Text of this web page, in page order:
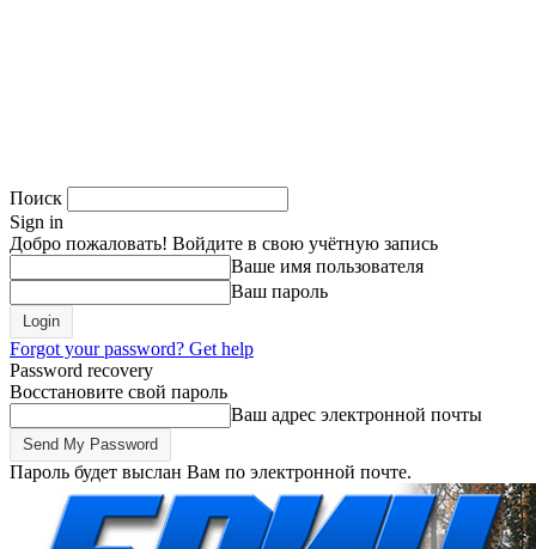
Поиск
Sign in
Добро пожаловать! Войдите в свою учётную запись
Ваше имя пользователя
Ваш пароль
Forgot your password? Get help
Password recovery
Восстановите свой пароль
Ваш адрес электронной почты
Пароль будет выслан Вам по электронной почте.